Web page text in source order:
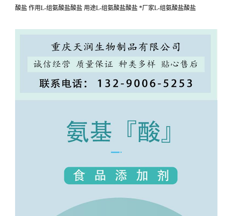
酸盐 作用L-组氨酸盐酸盐 用途L-组氨酸盐酸盐 *厂家L-组氨酸盐酸盐